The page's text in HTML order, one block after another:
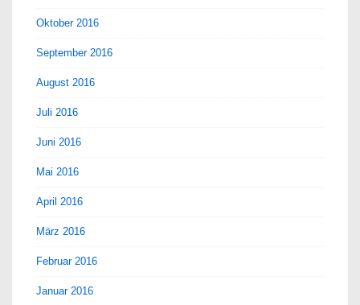
Oktober 2016
September 2016
August 2016
Juli 2016
Juni 2016
Mai 2016
April 2016
März 2016
Februar 2016
Januar 2016